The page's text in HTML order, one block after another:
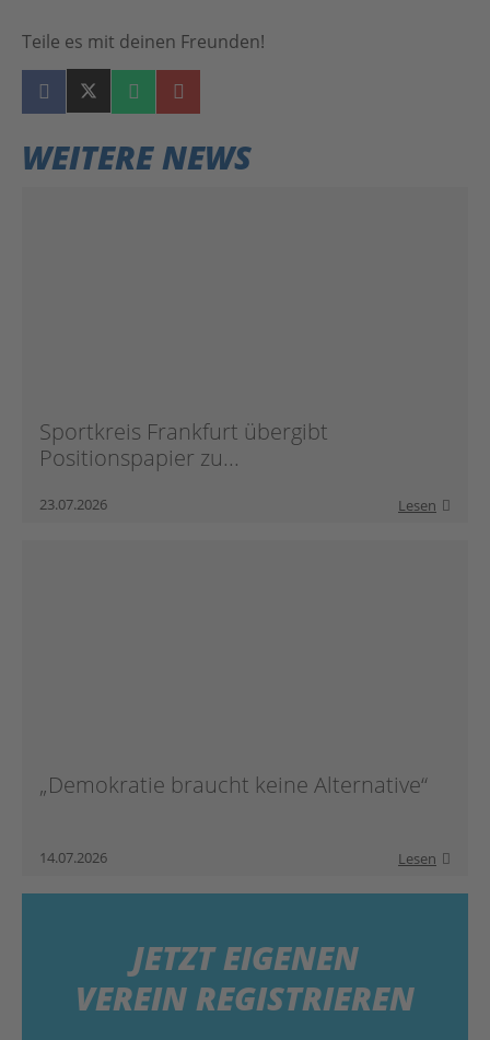
Teile es mit deinen Freunden!
WEITERE NEWS
Sportkreis Frankfurt übergibt
Positionspapier zu...
23.07.2026 Lesen
„Demokratie braucht keine Alternative“
14.07.2026 Lesen
JETZTEIGENEN
VEREIN REGISTRIEREN